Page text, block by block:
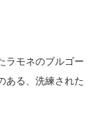
ラモネのブルゴー
ある、洗練された